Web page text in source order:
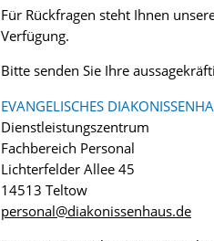
Für Rückfragen steht Ihnen
Verfügung.
Bitte senden Sie Ihre
EVANGELISCHES
Dienstleistungszentrum
Fachbereich Personal
Lichterfelder Allee 45
14513 Teltow
personal@diakonissenhaus.de